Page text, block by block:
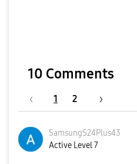
10 Comments
1 2
SamsungS24Plus43
Active Level 7